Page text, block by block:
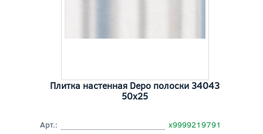
Плитка настенная Depo полоски 34043
50x25
Арт.:
х9999219791